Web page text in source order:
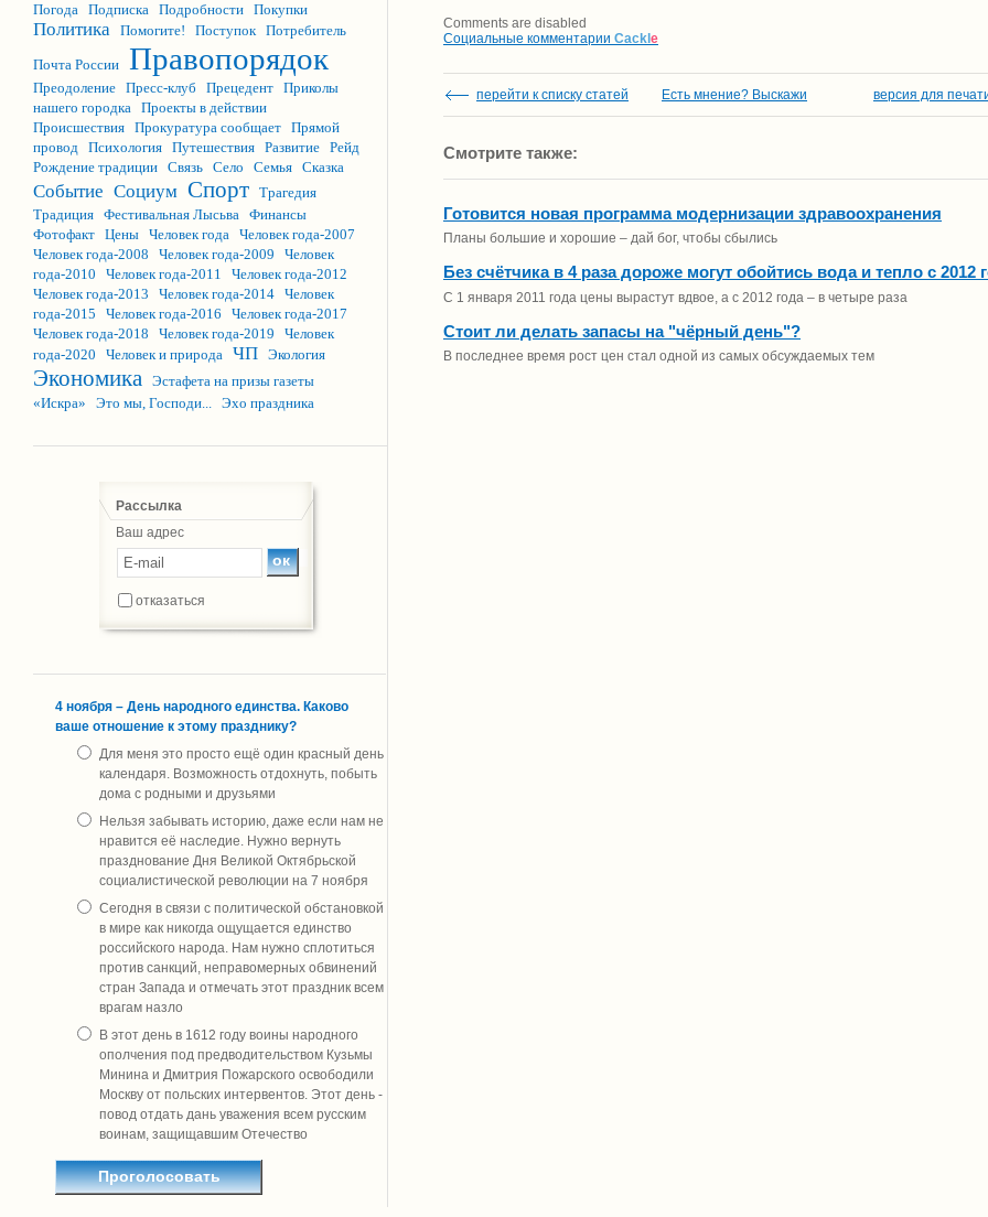
Погода Подписка Подробности Покупки
Политика Помогите! Поступок Потребитель
Почта России Правопорядок
Преодоление Пресс-клуб Прецедент Приколы
нашего городка Проекты в действии
Происшествия Прокуратура сообщает Прямой
провод Психология Путешествия Развитие Рейд
Рождение традиции Связь Село Семья Сказка
Событие Социум Спорт Трагедия
Традиция Фестивальная Лысьва Финансы
Фотофакт Цены Человек года Человек года-2007
Человек года-2008
Человек года-2009
Человек
года-2010
Человек года-2011
Человек года-2012
Человек года-2013
Человек года-2014 Человек
года-2015
Человек года-2016
Человек года-2017
Человек года-2018
Человек года-2019
Человек
года-2020
Человек и природа ЧП Экология
Экономика Эстафета на призы газеты
«Искра»
Это мы, Господи... Эхо праздника
Рассылка
Ваш адрес
отказаться
4 ноября – День народного единства. Каково
ваше отношение к этому празднику?
Для меня это просто ещё один красный день
календаря. Возможность отдохнуть, побыть
дома с родными и друзьями
Нельзя забывать историю, даже если нам не
нравится её наследие. Нужно вернуть
празднование Дня Великой Октябрьской
социалистической революции на 7 ноября
Сегодня в связи с политической обстановкой
в мире как никогда ощущается единство
российского народа. Нам нужно сплотиться
против санкций, неправомерных обвинений
стран Запада и отмечать этот праздник всем
врагам назло
В этот день в 1612 году воины народного
ополчения под предводительством Кузьмы
Минина и Дмитрия Пожарского освободили
Москву от польских интервентов. Этот день -
повод отдать дань уважения всем русским
воинам, защищавшим Отечество
Comments are disabled
Социальные комментарии Cackle
перейти к списку статей Есть мнение? Выскажи версия для
Смотрите также:
Готовится новая программа модернизации здравоохранения
Планы большие и хорошие – дай бог, чтобы сбылись
Без счётчика в 4 раза дороже могут обойтись вода и тепло с 2012
С 1 января 2011 года цены вырастут вдвое, а с 2012 года – в четыре раза
Стоит ли делать запасы на "чёрный день"?
В последнее время рост цен стал одной из самых обсуждаемых тем